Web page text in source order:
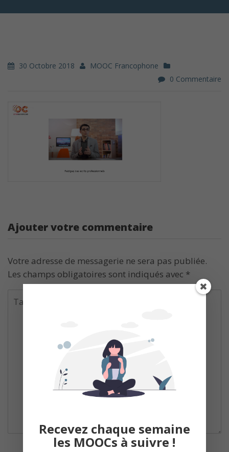
30 Octobre 2018
MOOC Francophone
0 Commentaire
Ajouter votre commentaire
Votre adresse de messagerie ne sera pas publiée.
Les champs obligatoires sont indiqués avec *
Recevez chaque semaine
les MOOCs à suivre !